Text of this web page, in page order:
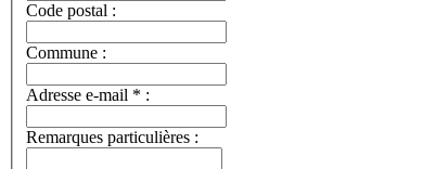
Code postal :
Commune :
Adresse e-mail * :
Remarques particulières :